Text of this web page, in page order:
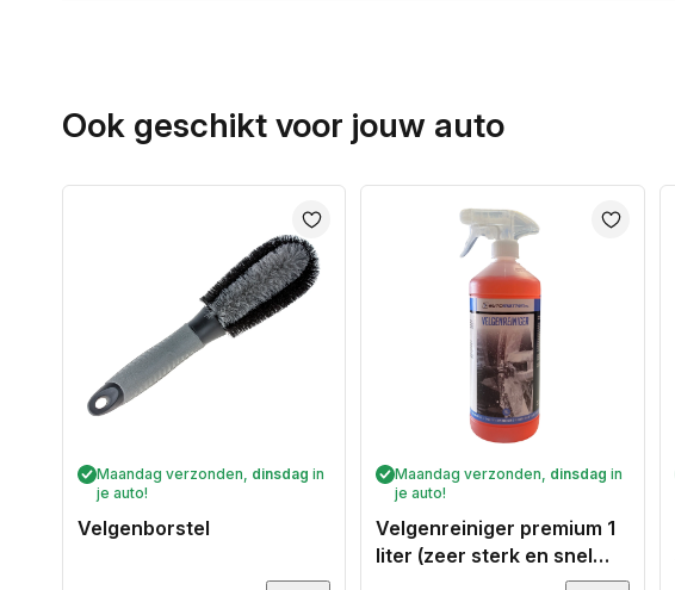
Ook geschikt voor jouw auto
Maandag verzonden, dinsdag in
je auto!
Velgenborstel
Maandag verzonden, dinsdag in
je auto!
Velgenreiniger premium 1
liter (zeer sterk en snel